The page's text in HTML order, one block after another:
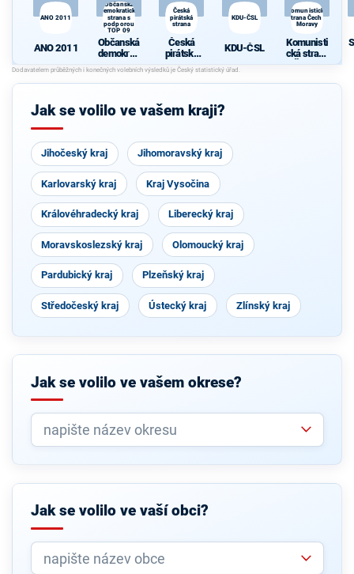
ANO 2011
ANO 2011
Občanská
demokratická
strana s
podporou
TOP 09
Občanská
demokrati
cká strana
s podporou
TOP 09
Česká
pirátská
strana
Česká
pirátská
strana
KDU-ČSL
KDU-ČSL
Komunistická
strana Čech a
Moravy
Komunisti
cká strana
Čech a
Jak se volilo ve vašem kraji?
Jihočeský kraj Jihomoravský kraj
Karlovarský kraj Kraj Vysočina
Královéhradecký kraj Liberecký kraj
Moravskoslezský kraj Olomoucký kraj
Pardubický kraj Plzeňský kraj
Středočeský kraj Ústecký kraj Zlínský kraj
Jak se volilo ve vašem okrese?
Jak se volilo ve vaší obci?